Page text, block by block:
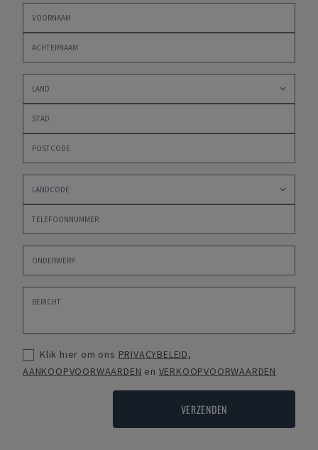
Klik hier om ons PRIVACYBELEID,
AANKOOPVOORWAARDEN en VERKOOPVOORWAARDEN
VERZENDEN